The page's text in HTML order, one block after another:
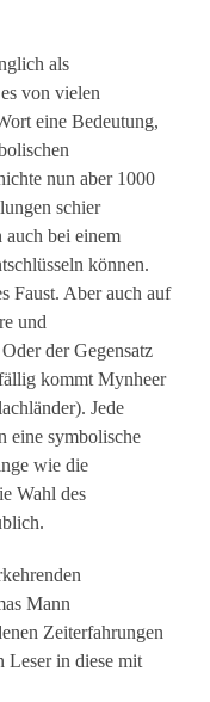
als
von vielen
eine Bedeutung,
nun aber 1000
schier
bei einem
können.
Faust. Aber auch auf
und
der Gegensatz
kommt Mynheer
Jede
eine symbolische
wie die
Wahl des
Mann
Zeiterfahrungen
Leser in diese mit